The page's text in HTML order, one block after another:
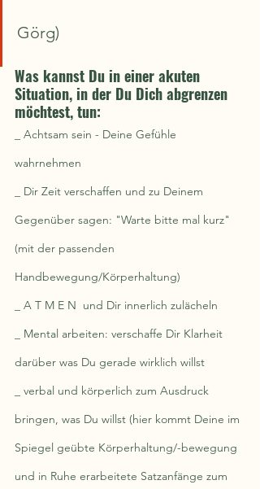
Görg)
Was kannst Du in einer akuten
Situation, in der Du Dich abgrenzen
möchtest, tun:
_ Achtsam sein - Deine Gefühle
wahrnehmen
_ Dir Zeit verschaffen und zu Deinem
Gegenüber sagen: "Warte bitte mal kurz"
(mit der passenden
Handbewegung/Körperhaltung)
_ A T M E N  und Dir innerlich zulächeln
_ Mental arbeiten: verschaffe Dir Klarheit
darüber was Du gerade wirklich willst
_ verbal und körperlich zum Ausdruck
bringen, was Du willst (hier kommt Deine im
Spiegel geübte Körperhaltung/-bewegung
und in Ruhe erarbeitete Satzanfänge zum